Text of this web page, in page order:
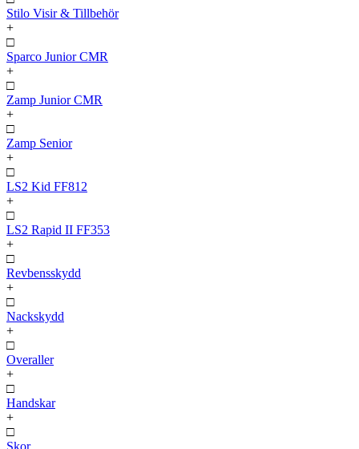
Stilo Visir & Tillbehör
+
□
Sparco Junior CMR
+
□
Zamp Junior CMR
+
□
Zamp Senior
+
□
LS2 Kid FF812
+
□
LS2 Rapid II FF353
+
□
Revbensskydd
+
□
Nackskydd
+
□
Overaller
+
□
Handskar
+
□
Skor